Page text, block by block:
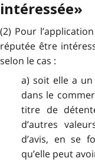
intéressée»
(2) Pour
réputée être
selon le cas :
a) soit elle a
dans le
titre de
d’autres
d’avis, en se
qu’elle peut